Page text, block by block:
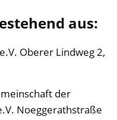
aus:
Oberer Lindweg 2,
der
Noeggerathstraße